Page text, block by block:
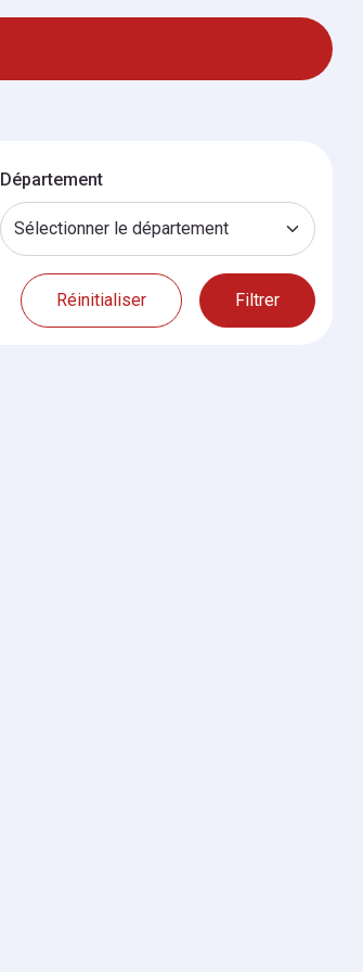
Département
Réinitialiser Filtrer